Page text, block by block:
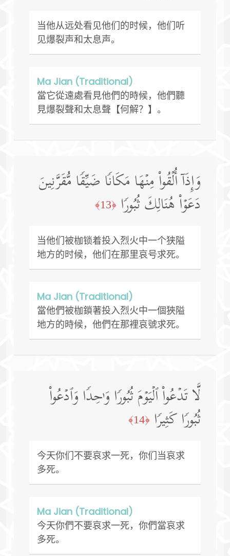
当他从远处看见他们的时候，他们听
见爆裂声和太息声。
Ma Jian (Traditional)
當它從遠處看見他們的時候，他們聽
見爆裂聲和太息聲【何解？】。
وَإِذَاۤ أُلۡقُوا۟ مِنۡهَا مَكَانࣰا ضَیِّقࣰا مُّقَرَّنِینَ
دَعَوۡا۟ هُنَالِكَ ثُبُورࣰا ﴿13﴾
当他们被枷锁着投入烈火中一个狭隘
地方的时候，他们在那里哀号求死。
Ma Jian (Traditional)
當他們被枷鎖著投入烈火中一個狹隘
地方的時候，他們在那裡哀號求死。
لَّا تَدۡعُوا۟ ٱلۡیَوۡمَ ثُبُورࣰا وَ ٰ⁠حِدࣰا وَٱدۡعُوا۟
ثُبُورࣰا كَثِیرࣰا ﴿14﴾
今天你们不要哀求一死，你们当哀求
多死。
Ma Jian (Traditional)
今天你們不要哀求一死，你們當哀求
多死。